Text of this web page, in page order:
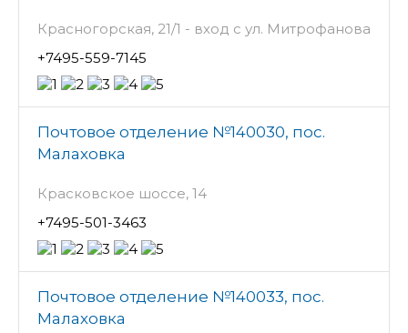
Красногорская, 21/1 - вход с ул. Митрофанова
+7495-559-7145
Почтовое отделение №140030, пос.
Малаховка
Красковское шоссе, 14
+7495-501-3463
Почтовое отделение №140033, пос.
Малаховка